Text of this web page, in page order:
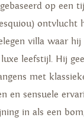
op een
ontvlucht
villa waar hij
leefstijl. Hij
met
en sensuele
in als een